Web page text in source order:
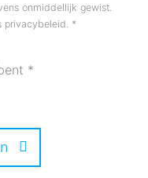
onmiddellijk gewist.
privacybeleid. *
*